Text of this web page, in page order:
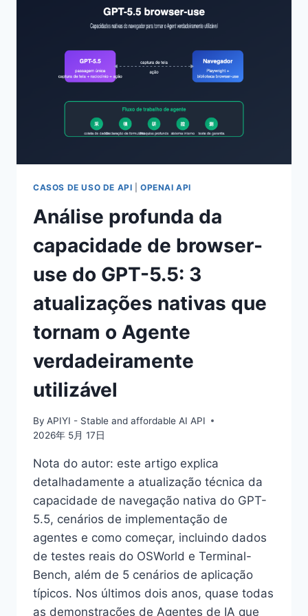
CAPACIDADES
E
GUIA
COMPLETO
INICIANTES
CASOS DE USO DE API |OPENAI API
Análise profunda da
capacidade de browser-
use do GPT-5.5: 3
atualizações nativas que
tornam o Agente
verdadeiramente
utilizável
By APIYI - Stable and affordable AI API
2026年 5月 17日
Nota do autor: este artigo explica
detalhadamente a atualização técnica da
capacidade de navegação nativa do GPT-
5.5, cenários de implementação de
agentes e como começar, incluindo dados
de testes reais do OSWorld e Terminal-
Bench, além de 5 cenários de aplicação
típicos. Nos últimos dois anos, quase todas
as demonstrações de Agentes de IA que